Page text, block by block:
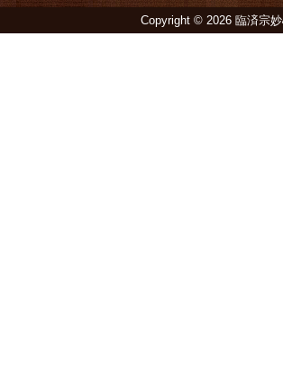
Copyright © 2026 臨済宗